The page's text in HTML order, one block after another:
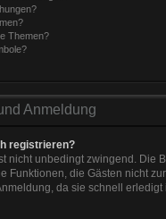
Themen?
Anmeldung
registrieren?
nicht unbedingt zwingend. Die
Funktionen, die Gästen nicht
da sie schnell